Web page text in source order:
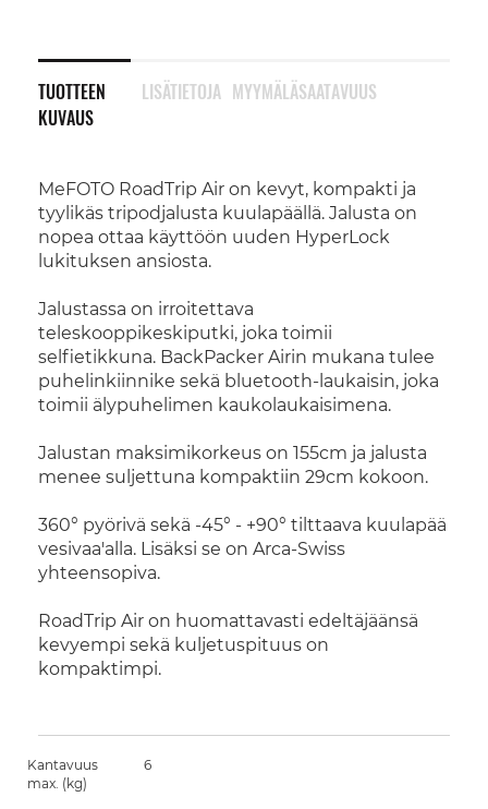
TUOTTEEN
KUVAUS
MeFOTO RoadTrip Air on kevyt, kompakti ja
tyylikäs tripodjalusta kuulapäällä. Jalusta on
nopea ottaa käyttöön uuden HyperLock
lukituksen ansiosta.
Jalustassa on irroitettava
teleskooppikeskiputki, joka toimii
selfietikkuna. BackPacker Airin mukana tulee
puhelinkiinnike sekä bluetooth-laukaisin, joka
toimii älypuhelimen kaukolaukaisimena.
Jalustan maksimikorkeus on 155cm ja jalusta
menee suljettuna kompaktiin 29cm kokoon.
360° pyörivä sekä -45° - +90° tilttaava kuulapää
vesivaa'alla. Lisäksi se on Arca-Swiss
yhteensopiva.
RoadTrip Air on huomattavasti edeltäjäänsä
kevyempi sekä kuljetuspituus on
kompaktimpi.
LISÄTIETOJA MYYMÄLÄSAATAVUUS
Kantavuus
max. (kg)
6